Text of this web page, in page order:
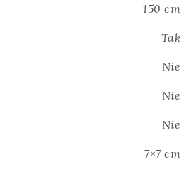
150 cm
Tak
Nie
Nie
Nie
7×7 cm